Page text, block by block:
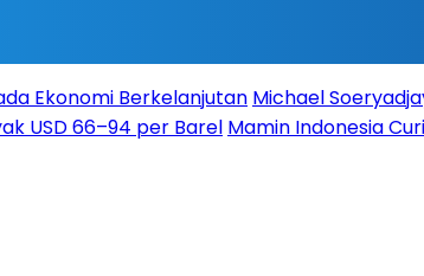
Ekonomi Berkelanjutan Michael
USD 66–94 per Barel Mamin Indonesia